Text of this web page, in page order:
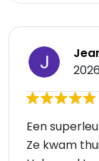
Een
Ze kwam